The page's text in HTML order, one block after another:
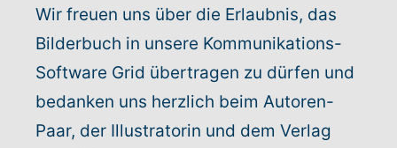
Warenkorb: 0
Wir freuen uns über die Erlaubnis, das
Bilderbuch in unsere Kommunikations-
Software Grid übertragen zu dürfen und
bedanken uns herzlich beim Autoren-
Paar, der Illustratorin und dem Verlag